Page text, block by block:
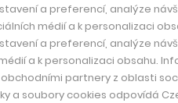
a preferencí, analýze
médií a k personalizaci
a preferencí, analýze
a k personalizaci obsahu.
partnery z oblasti
a soubory cookies odpovídá